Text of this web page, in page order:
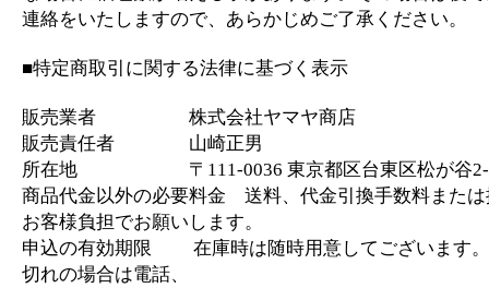
連絡をいたしますので、あらかじめご了承ください。
■特定商取引に関する法律に基づく表示
販売業者 株式会社ヤマヤ商店
販売責任者 山崎正男
所在地 〒111-0036 東京都区台東区松が谷2-
商品代金以外の必要料金 送料、代金引換手数料また
お客様負担でお願いします。
申込の有効期限 在庫時は随時用意してございます
切れの場合は電話、